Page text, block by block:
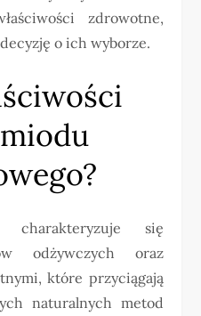
zdrowotne,
o ich wyborze.
charakteryzuje się
odżywczych oraz
które przyciągają
naturalnych metod